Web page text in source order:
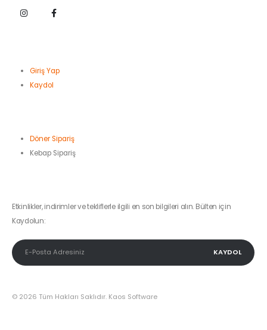
Giriş Yap
Kaydol
Döner Sipariş
Kebap Sipariş
Etkinlikler, indirimler ve tekliflerle ilgili en son bilgileri alın. Bülten için
Kaydolun:
© 2026 Tüm Hakları Saklıdır. Kaos Software